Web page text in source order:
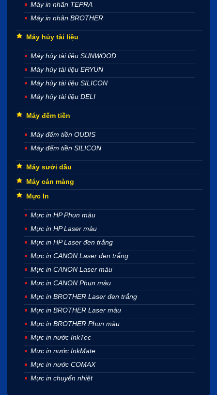
Máy in nhãn TEPRA
Máy in nhãn BROTHER
Máy hủy tài liệu
Máy hủy tài liệu SUNWOOD
Máy hủy tài liệu ERYUN
Máy hủy tài liệu SILICON
Máy hủy tài liệu DELI
Máy đếm tiền
Máy đếm tiền OUDIS
Máy đếm tiền SILICON
Máy sưởi dầu
Máy cán màng
Mực In
Mực in HP Phun màu
Mực in HP Laser màu
Mực in HP Laser đen trắng
Mực in CANON Laser đen trắng
Mực in CANON Laser màu
Mực in CANON Phun màu
Mực in BROTHER Laser đen trắng
Mực in BROTHER Laser màu
Mực in BROTHER Phun màu
Mực in nước InkTec
Mực in nước InkMate
Mực in nước COMAX
Mực in chuyển nhiệt